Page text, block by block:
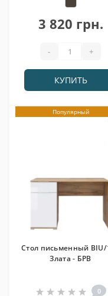
3 820 грн.
- +
КУПИТЬ
Популярный
Стол письменный BIU/
Злата - БРВ
0